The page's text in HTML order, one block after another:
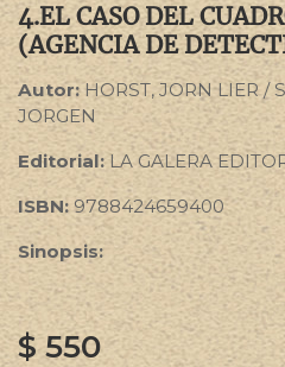
4.EL CASO DEL
(AGENCIA DE
Autor:HORST, JORN LIER /
JORGEN
Editorial: LA GALERA
ISBN: 9788424659400
Sinopsis:
$550